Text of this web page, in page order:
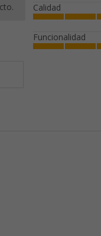
Calidad
Funcionalidad